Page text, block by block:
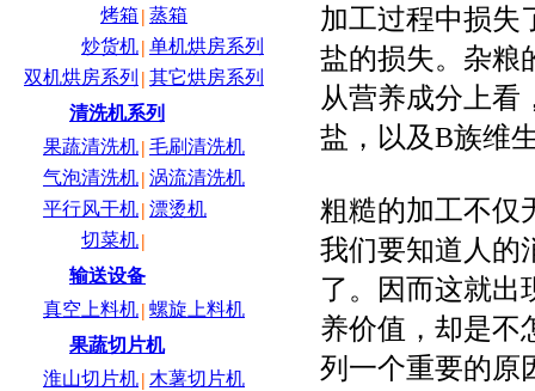
烤箱 | 蒸箱
炒货机| 单机烘房系列
双机烘房系列 | 其它烘房系列
清洗机系列
果蔬清洗机| 毛刷清洗机
气泡清洗机| 涡流清洗机
平行风干机| 漂烫机
切菜机|
输送设备
真空上料机| 螺旋上料机
果蔬切片机
淮山切片机| 木薯切片机
加工过程中损失
盐的损失。杂粮
从营养成分上看
盐，以及B族维
粗糙的加工不仅
我们要知道人的
了。因而这就出
养价值，却是不
列一个重要的原